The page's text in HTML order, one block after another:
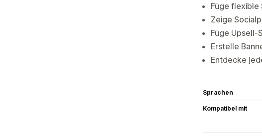
Füge flexible
Zeige
Füge Upsell-
Erstelle
Entdecke
Sprachen
Kompatibel mit